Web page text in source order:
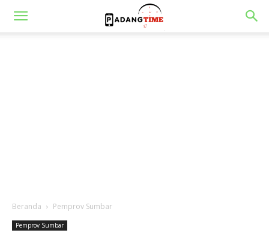
Beranda Pemprov Sumbar
Pemprov Sumbar